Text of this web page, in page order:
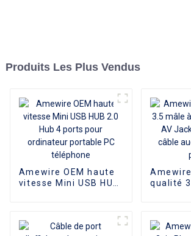
Produits Les Plus Vendus
Amewire OEM haute
vitesse Mini USB HUB
qualité
haut-